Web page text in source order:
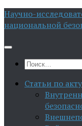
Перейти
к
Научно-
национальной
Найти:
Статьи по